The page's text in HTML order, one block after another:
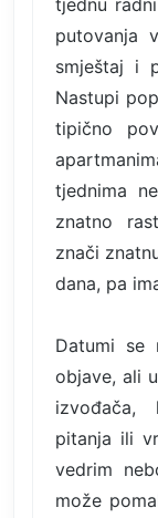
putovanja
smještaj i
Nastupi
tipično
tjednima
znatno
znači
dana, pa
Datumi se
objave, ali
izvođača,
pitanja ili
vedrim
može